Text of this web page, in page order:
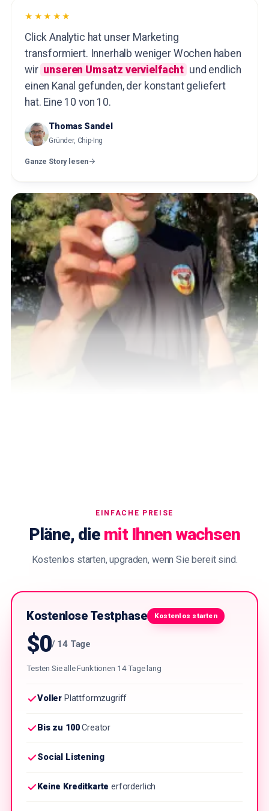
★★★★★
Click Analytic hat unser Marketing
transformiert. Innerhalb weniger Wochen haben
wir unseren Umsatz vervielfacht und endlich
einen Kanal gefunden, der konstant geliefert
hat. Eine 10 von 10.
Thomas Sandel
Gründer, Chip-Ing
Ganze Story lesen
EINFACHE PREISE
Pläne, die mit Ihnen wachsen
Kostenlos starten, upgraden, wenn Sie bereit sind.
Kostenlose Testphase Kostenlos starten
$0/ 14 Tage
Testen Sie alle Funktionen 14 Tage lang
Voller Plattformzugriff
Bis zu 100Creator
Social Listening
Keine Kreditkarte erforderlich